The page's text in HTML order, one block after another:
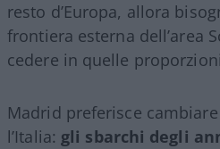
resto d’Europa, allora
frontiera esterna dell’area
cedere in quelle
Madrid preferisce
l’Italia: gli sbarchi degli